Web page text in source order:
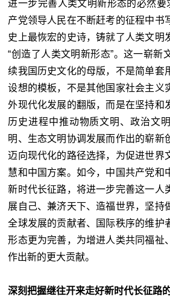
进一步完善人类文明新形态的必然
产党领导人民在不断赶考的征程中书
史上最恢宏的史诗，铸就了人类文明
“创造了人类文明新形态”。这一崭新
续我国历史文化的母版，不是简单套
设想的模板，不是其他国家社会主义
外现代化发展的翻版，而是在坚持和
历史进程中推动物质文明、政治文
明、生态文明协调发展而作出的崭新
迈向现代化的路径选择，为促进世界
慧和中国方案。如今，中国共产党和
新时代长征路，将进一步完善这一人
展自己、兼济天下、造福世界，坚持
全球发展的贡献者、国际秩序的维护
形态更为完善，为增进人类共同福祉
作出新的更大贡献。
深刻把握继往开来走好新时代长征路